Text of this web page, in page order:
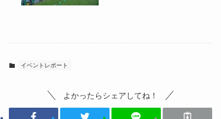
イベントレポート
よかったらシェアしてね！